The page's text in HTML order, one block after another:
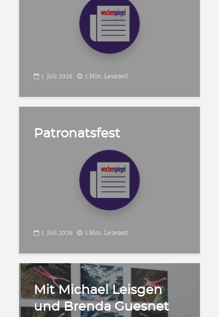
1. Juli 2026 1 Min. Lesezeit
Patronatsfest
1. Juli 2026 1 Min. Lesezeit
Mit Michael Leisgen
und Brenda Guesnet